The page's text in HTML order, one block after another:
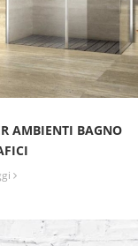
AMBIENTI BAGNO